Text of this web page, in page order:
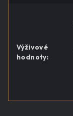
Výživové
hodnoty: